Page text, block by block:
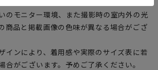
のモニター環境、また撮影時の室内外の光
商品と掲載画像の色味が異なる場合がござ
インにより、着用感や実際のサイズ表に若
合がございます。予めご了承ください。